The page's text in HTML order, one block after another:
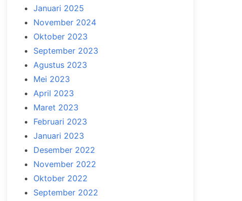
Januari 2025
November 2024
Oktober 2023
September 2023
Agustus 2023
Mei 2023
April 2023
Maret 2023
Februari 2023
Januari 2023
Desember 2022
November 2022
Oktober 2022
September 2022